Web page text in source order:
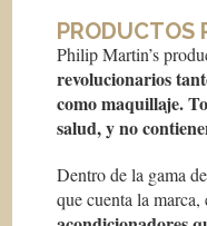
PRODUCTOS
Philip Martin’s
revolucionarios
como maquillaje.
salud, y no
Dentro de la gama
que cuenta la